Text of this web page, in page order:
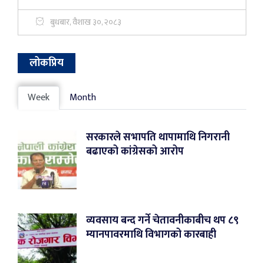
बुधबार, वैशाख ३०, २०८३
लोकप्रिय
Week Month
सरकारले सभापति थापामाथि निगरानी
बढाएको कांग्रेसको आरोप
व्यवसाय बन्द गर्ने चेतावनीकाबीच थप ८९
म्यानपावरमाथि विभागको कारबाही